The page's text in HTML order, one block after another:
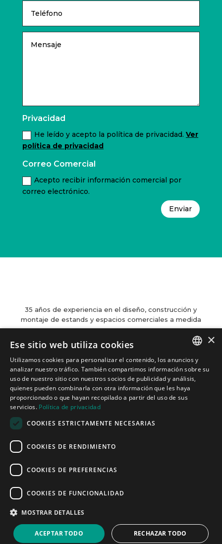
Privacidad
He leído y acepto la política de privacidad.Ver
política de privacidad
Correo Comercial
Acepto recibir información comercial por
correo electrónico.
Enviar
35 años de experiencia en el diseño, construcción y
montaje de estands y espacios comerciales a medida
Contacto

Carrer de Martí l’Humà, 4-6-8, Local 7-B,
08850 Gavà, Barcelona
 informacion@cotacreativa.com
  
Estands de diseño
Servicios
Política de cookies
SPANISH
CATALAN
×
Ese sitio web utiliza cookies
Utilizamos cookies para personalizar el contenido, los anuncios y
analizar nuestro tráfico. También compartimos información sobre su
uso de nuestro sitio con nuestros socios de publicidad y análisis,
quienes pueden combinarla con otra información que les haya
proporcionado o que hayan recopilado a partir del uso de sus
servicios. Política de privacidad
COOKIES ESTRICTAMENTE NECESARIAS
COOKIES DE RENDIMIENTO
COOKIES DE PREFERENCIAS
COOKIES DE FUNCIONALIDAD
MOSTRAR DETALLES
ACEPTAR TODO RECHAZAR TODO